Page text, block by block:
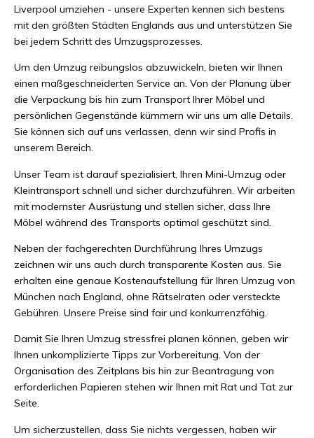
Liverpool umziehen - unsere Experten kennen sich bestens
mit den größten Städten Englands aus und unterstützen Sie
bei jedem Schritt des Umzugsprozesses.
Um den Umzug reibungslos abzuwickeln, bieten wir Ihnen
einen maßgeschneiderten Service an. Von der Planung über
die Verpackung bis hin zum Transport Ihrer Möbel und
persönlichen Gegenstände kümmern wir uns um alle Details.
Sie können sich auf uns verlassen, denn wir sind Profis in
unserem Bereich.
Unser Team ist darauf spezialisiert, Ihren Mini-Umzug oder
Kleintransport schnell und sicher durchzuführen. Wir arbeiten
mit modernster Ausrüstung und stellen sicher, dass Ihre
Möbel während des Transports optimal geschützt sind.
Neben der fachgerechten Durchführung Ihres Umzugs
zeichnen wir uns auch durch transparente Kosten aus. Sie
erhalten eine genaue Kostenaufstellung für Ihren Umzug von
München nach England, ohne Rätselraten oder versteckte
Gebühren. Unsere Preise sind fair und konkurrenzfähig.
Damit Sie Ihren Umzug stressfrei planen können, geben wir
Ihnen unkomplizierte Tipps zur Vorbereitung. Von der
Organisation des Zeitplans bis hin zur Beantragung von
erforderlichen Papieren stehen wir Ihnen mit Rat und Tat zur
Seite.
Um sicherzustellen, dass Sie nichts vergessen, haben wir